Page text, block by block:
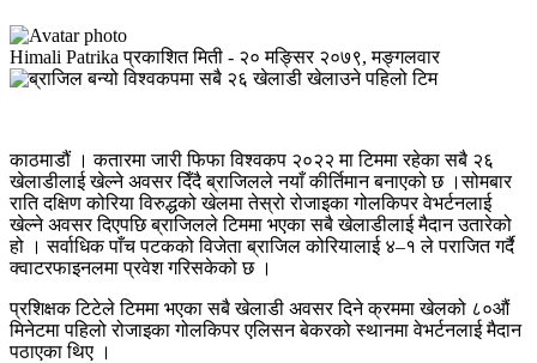
Himali Patrika प्रकाशित मिती - २० मङ्सिर २०७९, मङ्गलवार
काठमाडौं । कतारमा जारी फिफा विश्वकप २०२२ मा टिममा रहेका सबै २६
खेलाडीलाई खेल्ने अवसर दिँदै ब्राजिलले नयाँ कीर्तिमान बनाएको छ ।सोमबार
राति दक्षिण कोरिया विरुद्धको खेलमा तेस्रो रोजाइका गोलकिपर वेभर्टनलाई
खेल्ने अवसर दिएपछि ब्राजिलले टिममा भएका सबै खेलाडीलाई मैदान उतारेको
हो । सर्वाधिक पाँच पटकको विजेता ब्राजिल कोरियालाई ४–१ ले पराजित गर्दै
क्वाटरफाइनलमा प्रवेश गरिसकेको छ ।
प्रशिक्षक टिटेले टिममा भएका सबै खेलाडी अवसर दिने क्रममा खेलको ८०औं
मिनेटमा पहिलो रोजाइका गोलकिपर एलिसन बेकरको स्थानमा वेभर्टनलाई मैदान
पठाएका थिए ।